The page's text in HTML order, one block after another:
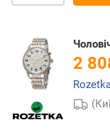
2